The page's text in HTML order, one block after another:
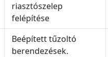
riasztószelep
felépítése
Beépített tűzoltó
berendezések.